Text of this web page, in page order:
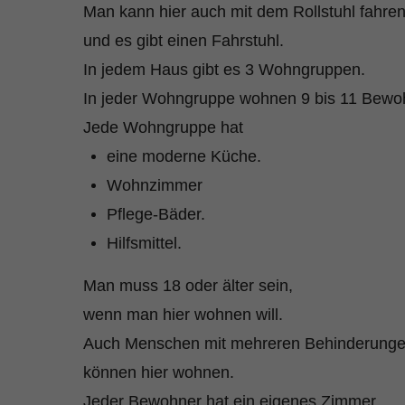
Man kann hier auch mit dem Rollstuhl fahren
und es gibt einen Fahrstuhl.
In jedem Haus gibt es 3 Wohngruppen.
In jeder Wohngruppe wohnen 9 bis 11
Jede Wohngruppe hat
eine moderne Küche.
Wohnzimmer
Pflege-Bäder.
Hilfsmittel.
Man muss 18 oder älter sein,
wenn man hier wohnen will.
Auch Menschen mit mehreren
können hier wohnen.
Jeder Bewohner hat ein eigenes Zimmer.